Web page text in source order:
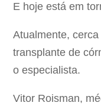
E hoje está em
Atualmente,
transplante de
o especialista.
Vitor Roisman,